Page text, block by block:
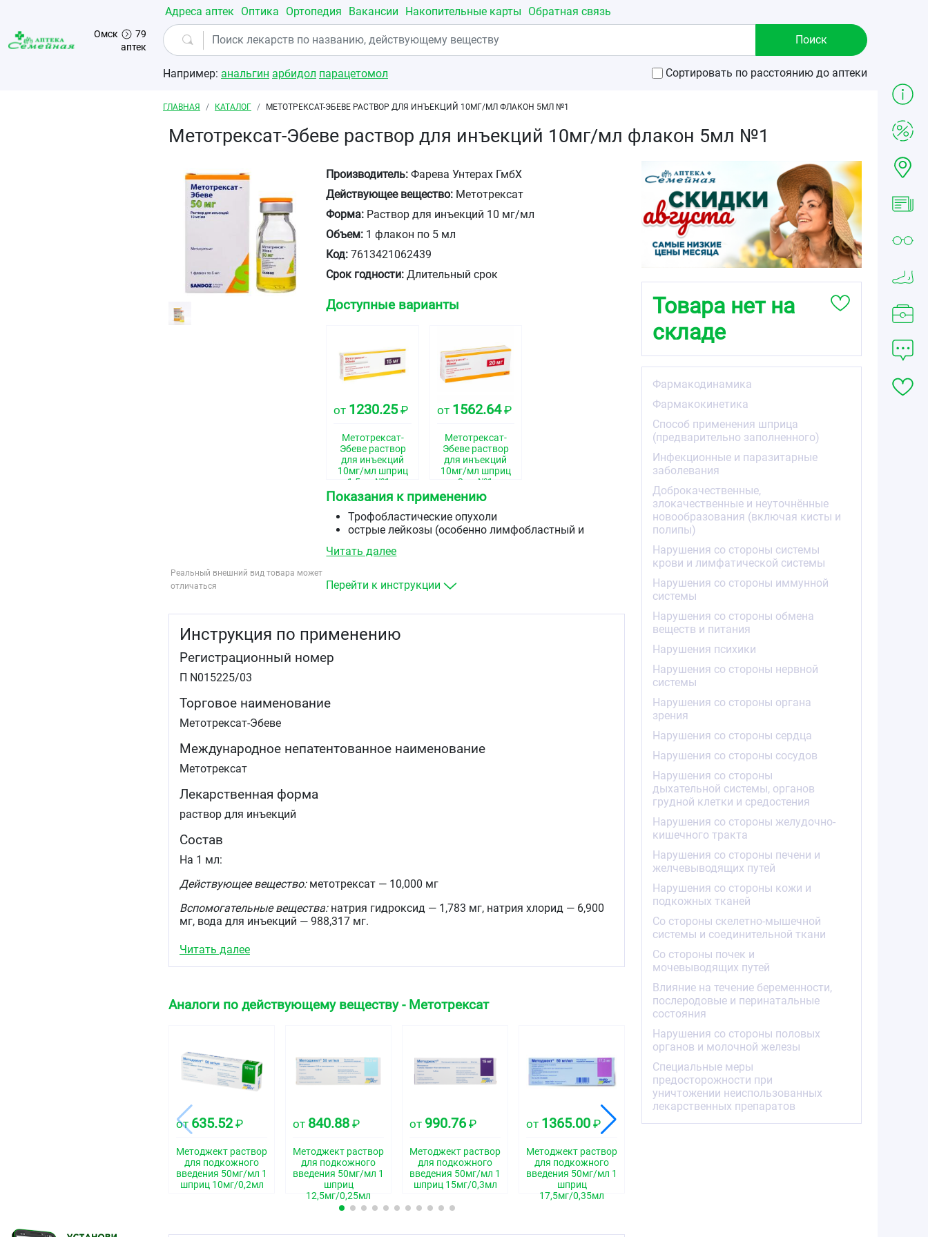
Перейти к основному содержанию
Омск
79
аптек
Адреса аптек Оптика Ортопедия Вакансии Накопительные карты Обратная связь
Например: анальгин арбидол парацетомол Сортировать по расстоянию до аптеки
Строка навигации
ГЛАВНАЯ КАТАЛОГ МЕТОТРЕКСАТ-ЭБЕВЕ РАСТВОР ДЛЯ ИНЪЕКЦИЙ 10МГ/МЛ ФЛАКОН 5МЛ №1
Метотрексат-Эбеве раствор для инъекций 10мг/мл флакон 5мл №1
Реальный внешний вид товара может
отличаться
Производитель: Фарева Унтерах ГмбХ
Действующее вещество: Метотрексат
Форма: Раствор для инъекций 10 мг/мл
Объем: 1 флакон по 5 мл
Код: 7613421062439
Срок годности: Длительный срок
Доступные варианты
от 1230.25₽
Метотрексат-
Эбеве раствор
для инъекций
10мг/мл шприц
1,5мл №1 в
комплекте с 1
иглой с
автоматической
системой
защиты иглы
от 1562.64₽
Метотрексат-
Эбеве раствор
для инъекций
10мг/мл шприц
2мл №1
Показания к применению
Трофобластические опухоли
острые лейкозы (особенно лимфобластный и
нейролейкемия
рак молочной железы, плоскоклеточный рак головы
члена, ретинобластома, медуллобластома
Читать далее
Перейти к инструкции
Инструкция по применению
Регистрационный номер
П N015225/03
Торговое наименование
Метотрексат-Эбеве
Международное непатентованное наименование
Метотрексат
Лекарственная форма
раствор для инъекций
Состав
На 1 мл:
Действующее вещество:метотрексат — 10,000 мг
Вспомогательные вещества:натрия гидроксид — 1,783 мг, натрия хлорид — 6,900
мг, вода для инъекций — 988,317 мг.
Описание
Прозрачный раствор жёлтого цвета.
Противоопухолевое средство - антиметаболит
L01BA01
Фармакологические свойства
Фармакодинамика
Противоопухолевое, цитостатическое средство группы антиметаболитов —
аналогов фолиевой кислоты, обладающее иммуносупрессивным и
противовоспалительным действием. Ингибирует дигидрофолатредуктазу,
участвующую в восстановлении дигидрофолиевой кислоты в
тетрагидрофолиевую кислоту (переносчик углеродных фрагментов, необходимых
для синтеза пуриновых нуклеотидов и их производных). Тормозит синтез,
репарацию ДНК и клеточный митоз (в фазу синтеза). Особо чувствительны к
Читать далее
Аналоги по действующему веществу - Метотрексат
от 635.52₽
Методжект раствор
для подкожного
введения 50мг/мл 1
шприц 10мг/0,2мл
от 840.88 ₽
Методжект раствор
для подкожного
введения 50мг/мл 1
шприц
12,5мг/0,25мл
от 990.76 ₽
Методжект раствор
для подкожного
введения 50мг/мл 1
шприц 15мг/0,3мл
от 1365.00 ₽
Методжект раствор
для подкожного
введения 50мг/мл 1
шприц
17,5мг/0,35мл
от896.00₽ от1470.52₽
Товара нет на
складе
Фармакодинамика
Фармакокинетика
Способ применения шприца
(предварительно заполненного)
Инфекционные и паразитарные
заболевания
Доброкачественные,
злокачественные и неуточнённые
новообразования (включая кисты и
полипы)
Нарушения со стороны системы
крови и лимфатической системы
Нарушения со стороны иммунной
системы
Нарушения со стороны обмена
веществ и питания
Нарушения психики
Нарушения со стороны нервной
системы
Нарушения со стороны органа
зрения
Нарушения со стороны сердца
Нарушения со стороны сосудов
Нарушения со стороны
дыхательной системы, органов
грудной клетки и средостения
Нарушения со стороны желудочно-
кишечного тракта
Нарушения со стороны печени и
желчевыводящих путей
Нарушения со стороны кожи и
подкожных тканей
Со стороны скелетно-мышечной
системы и соединительной ткани
Со стороны почек и
мочевыводящих путей
Влияние на течение беременности,
послеродовые и перинатальные
состояния
Нарушения со стороны половых
органов и молочной железы
Специальные меры
предосторожности при
уничтожении неиспользованных
лекарственных препаратов